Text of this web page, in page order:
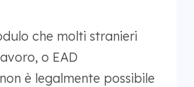
che molti stranieri
o EAD
è legalmente possibile